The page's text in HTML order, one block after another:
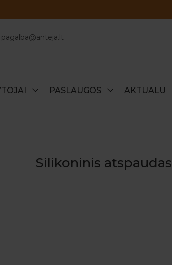
pagalba@anteja.lt
PASLAUGOS AKTUALU
Silikoninis atspaudas